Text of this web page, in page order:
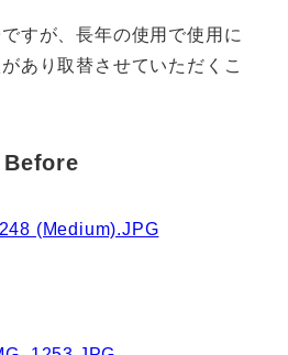
すが、長年の使用で使用に
あり取替させていただくこ
Before